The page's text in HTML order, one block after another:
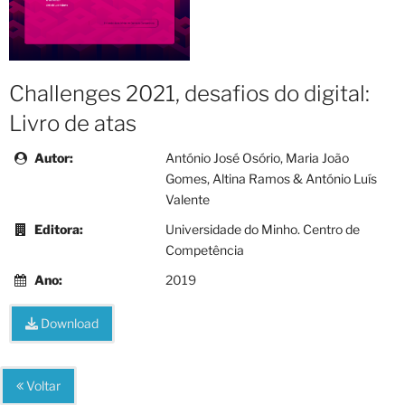
Challenges 2021, desafios do digital:
Livro de atas
Autor:
António José Osório, Maria João
Gomes, Altina Ramos & António Luís
Valente
Editora:
Universidade do Minho. Centro de
Competência
Ano:
2019
Download
Voltar